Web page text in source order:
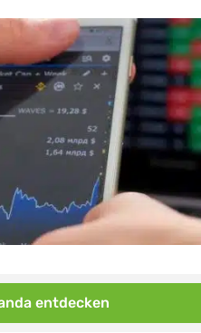
entdecken